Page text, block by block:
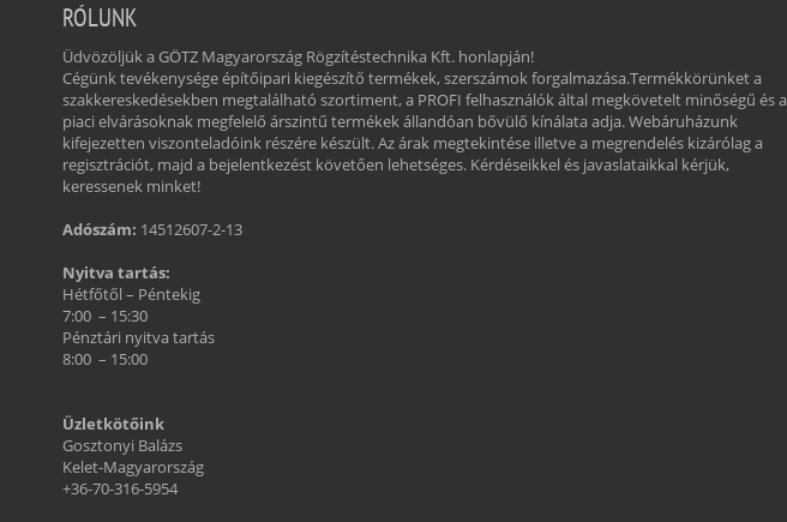
RÓLUNK
Üdvözöljük a GÖTZ Magyarország Rögzítéstechnika Kft. honlapján!
Cégünk tevékenysége építőipari kiegészítő termékek, szerszámok forgalmazása.Termékkörünket a
szakkereskedésekben megtalálható szortiment, a PROFI felhasználók által megkövetelt minőségű és a
piaci elvárásoknak megfelelő árszintű termékek állandóan bővülő kínálata adja. Webáruházunk
kifejezetten viszonteladóink részére készült. Az árak megtekintése illetve a megrendelés kizárólag a
regisztrációt, majd a bejelentkezést követően lehetséges. Kérdéseikkel és javaslataikkal kérjük,
keressenek minket!
Adószám: 14512607-2-13
Nyitva tartás:
Hétfőtől – Péntekig
7:00 – 15:30
Pénztári nyitva tartás
8:00 – 15:00
Üzletkötőink
Gosztonyi Balázs
Kelet-Magyarország
+36-70-316-5954